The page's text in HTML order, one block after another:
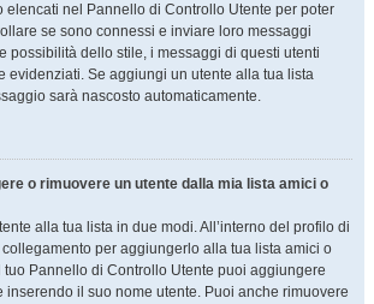
elencati nel Pannello di Controllo Utente per poter
se sono connessi e inviare loro messaggi
possibilità dello stile, i messaggi di questi utenti
evidenziati. Se aggiungi un utente alla tua lista
sarà nascosto automaticamente.
o rimuovere un utente dalla mia lista amici o
alla tua lista in due modi. All’interno del profilo di
collegamento per aggiungerlo alla tua lista amici o
tuo Pannello di Controllo Utente puoi aggiungere
inserendo il suo nome utente. Puoi anche rimuovere